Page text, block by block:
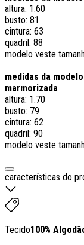
altura: 1.60
busto: 81
cintura: 63
quadril: 88
modelo veste
medidas da
marmorizada
altura: 1.70
busto: 79
cintura: 62
quadril: 90
modelo veste
características do
Tecido100%